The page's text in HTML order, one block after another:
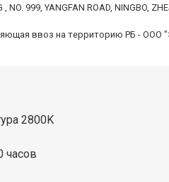
NO. 999, YANGFAN ROAD, NINGBO,
ввоз на территорию РБ - ООО
2800K
часов